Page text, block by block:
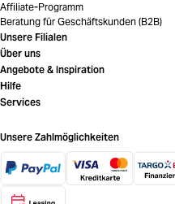
Affiliate-Programm
Beratung für Geschäftskunden (B2B)
Unsere Filialen
Über uns
Angebote & Inspiration
Hilfe
Services
Unsere Zahlmöglichkeiten